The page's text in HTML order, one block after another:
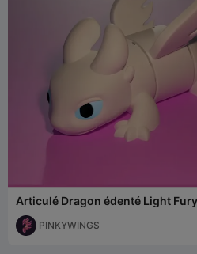
Articulé Dragon édenté Light
PINKYWINGS